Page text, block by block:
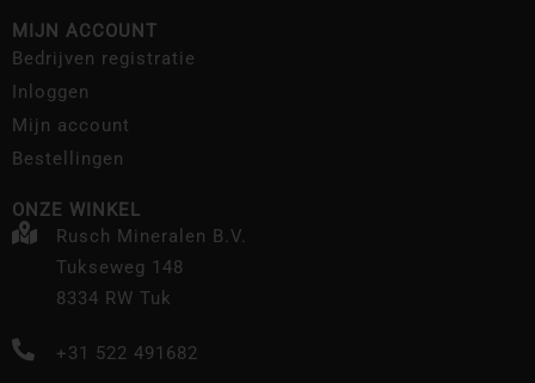
MIJN ACCOUNT
Bedrijven registratie
Inloggen
Mijn account
Bestellingen
ONZE WINKEL
Rusch Mineralen B.V.
Tukseweg 148
8334 RW Tuk
+31 522 491682